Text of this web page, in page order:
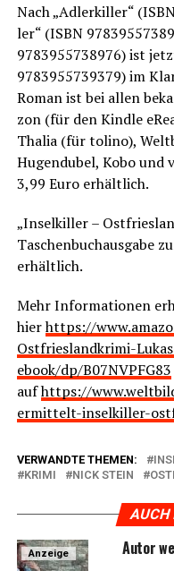
Nach „Adler­kil­ler“
ler“ (ISBN
9783955738976) ist
9783955739379) im
Roman ist bei allen
zon (für den Kind­le
Tha­lia (für toli­no),
Hugen­du­bel, Kobo und
3,99 Euro erhältlich.
„Insel­kil­ler –
Taschen­buch­aus­ga­be
erhältlich.
Mehr Infor­ma­tio­nen
hierhttps://
Ostfrieslandkrimi-
ebook/dp/B07NVPFG83
aufhttps://
ermittelt-inselkiller-
VERWANDTE THEMEN:
KRIMI
NICK STEIN
AUCH
Anzeige Autor